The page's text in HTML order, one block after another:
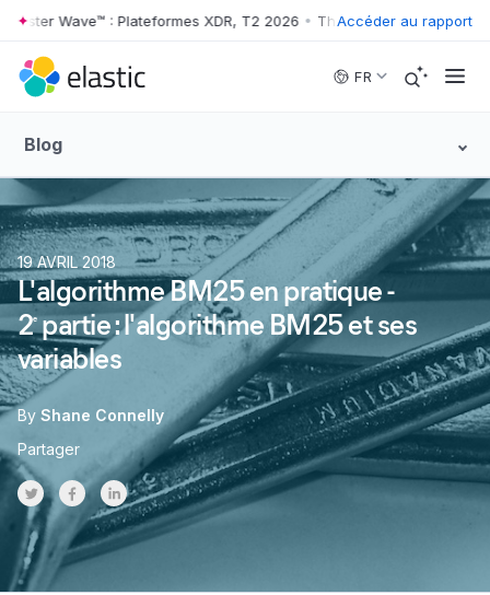
Skip to main content
Wave™ : Plateformes XDR, T2 2026 • The Forrester Wave™ :
Accéder au rapport
FR
Blog
19 AVRIL 2018
L'algorithme BM25 en pratique -
2epartie : l'algorithme BM25 et ses
variables
By Shane Connelly
Partager
Share on Twitter
Share on Facebook
Share on LinkedInr